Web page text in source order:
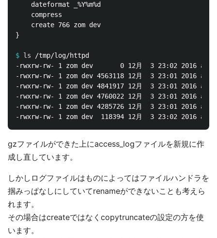
    dateformat _%Y%m%d
    compress
    create 766 zom dev
}
$ ls
-rwxrw-rw- 1 zom dev       0 12月  3 23:02 2016
-rwxrw-rw- 1 zom dev 4563118 12月  3 23:01 2016
-rwxrw-rw- 1 zom dev 4841917 12月  3 23:01 2016
-rwxrw-rw- 1 zom dev 4760022 12月  3 23:01 2016
-rwxrw-rw- 1 zom dev 4285726 12月  3 23:01 2016
gzファイルができた上にaccess_logファイルを新規に作
成し直しています。
しかしログファイルはものによってはファイルハンドラを
掴みっぱなしにしていてrenameができないことも考えら
れます。
その場合はcreateではなくcopytruncateの設定の方を使
います。